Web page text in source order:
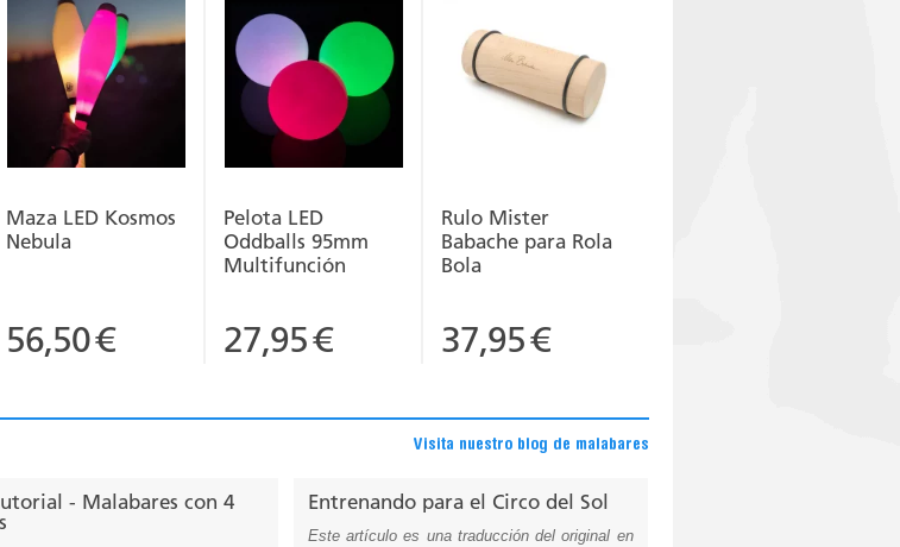
Maza LED Kosmos
Nebula
56,50€
Pelota LED
Oddballs 95mm
Multifunción
27,95€
Rulo Mister
Babache para Rola
Bola
37,95€
Visita nuestro blog de malabares
- Malabares con 4
Entrenando para el Circo del Sol
Este artículo es una traducción del original en